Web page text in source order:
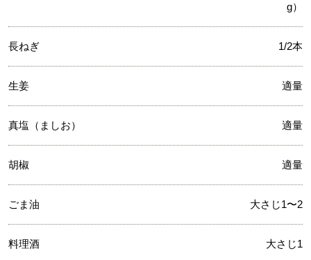
g）
長ねぎ 1/2本
生姜 適量
真塩（ましお） 適量
胡椒 適量
ごま油 大さじ1〜2
料理酒 大さじ1